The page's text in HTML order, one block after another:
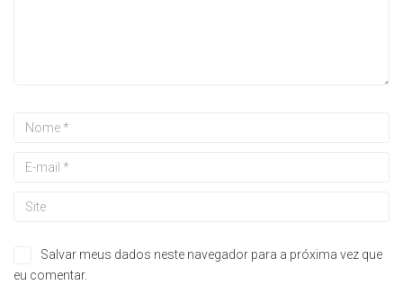
Salvar meus dados neste navegador para a próxima vez que
eu comentar.